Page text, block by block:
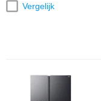
Vergelijk